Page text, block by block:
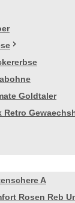
Goldtaler
A
Rosen Reb